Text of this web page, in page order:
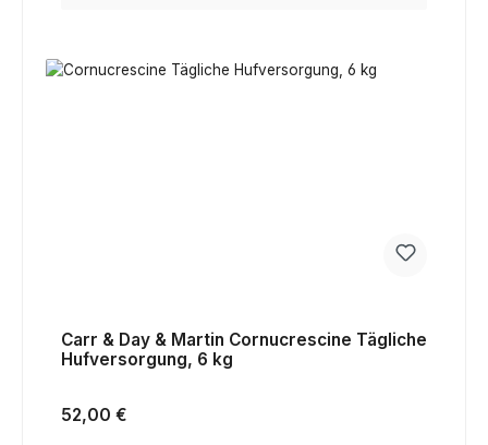
Carr & Day & Martin Cornucrescine Tägliche
Hufversorgung, 6 kg
Regulärer Preis:
52,00 €